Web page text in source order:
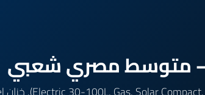
— متوسط مصري شعبي